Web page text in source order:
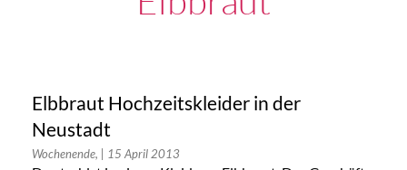
Elbbraut Hochzeitskleider in der
Neustadt
Wochenende, | 15 April 2013